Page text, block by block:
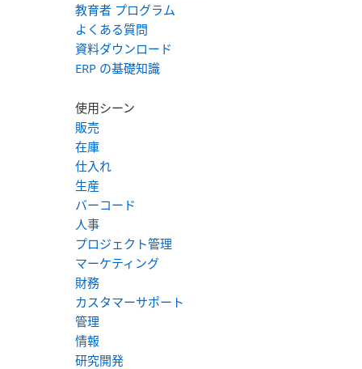
教育者 プログラム
よくある質問
資料ダウンロード
ERP の基礎知識
使用シーン
販売
在庫
仕入れ
生産
バーコード
人事
プロジェクト管理
マーケティング
財務
カスタマーサポート
管理
情報
研究開発